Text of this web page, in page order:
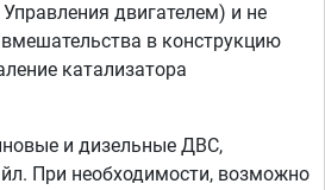
двигателем) и не
в конструкцию
катализатора
и дизельные ДВС,
При необходимости, возможно